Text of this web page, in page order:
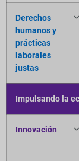
Derechos
humanos y
prácticas
laborales
justas
Impulsando la
Innovación